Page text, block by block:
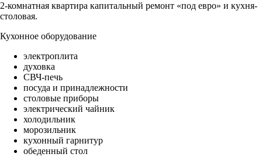
2-комнатная квартира капитальный ремонт «под евро» и кухня-
столовая.
Кухонное оборудование
электроплита
духовка
СВЧ-печь
посуда и принадлежности
столовые приборы
электрический чайник
холодильник
морозильник
кухонный гарнитур
обеденный стол